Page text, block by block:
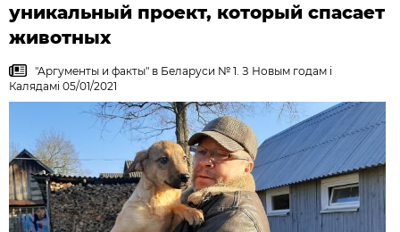
уникальный проект, который спасает
животных
"Аргументы и факты" в Беларуси № 1. З Новым годам i
Калядамi 05/01/2021